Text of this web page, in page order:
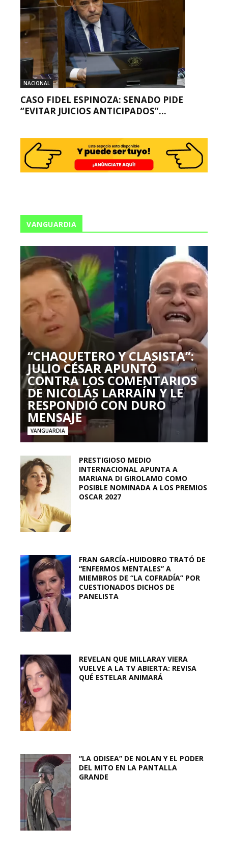
NACIONAL
CASO FIDEL ESPINOZA: SENADO PIDE
“EVITAR JUICIOS ANTICIPADOS”...
VANGUARDIA
“CHAQUETERO Y CLASISTA”:
JULIO CÉSAR APUNTÓ
CONTRA LOS COMENTARIOS
DE NICOLÁS LARRAÍN Y LE
RESPONDIÓ CON DURO
MENSAJE
VANGUARDIA
PRESTIGIOSO MEDIO
INTERNACIONAL APUNTA A
MARIANA DI GIROLAMO COMO
POSIBLE NOMINADA A LOS PREMIOS
OSCAR 2027
FRAN GARCÍA-HUIDOBRO TRATÓ DE
“ENFERMOS MENTALES” A
MIEMBROS DE “LA COFRADÍA” POR
CUESTIONADOS DICHOS DE
PANELISTA
REVELAN QUE MILLARAY VIERA
VUELVE A LA TV ABIERTA: REVISA
QUÉ ESTELAR ANIMARÁ
“LA ODISEA” DE NOLAN Y EL PODER
DEL MITO EN LA PANTALLA
GRANDE